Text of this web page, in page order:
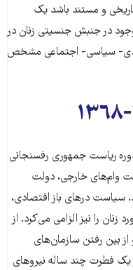
و مستند باشد یک
در جنبش جنسیتی زنان در
سیاسی- اجتماعی مشخص
ریاست جمهوری رفسنجانی
وام‌های خارجی، دولت
سیاست درهای باز اقتصادی،
را نیز الزامی می‌کرد. از
بین رفتن سازمان‌های
یک فطرت چند ساله نیروهای